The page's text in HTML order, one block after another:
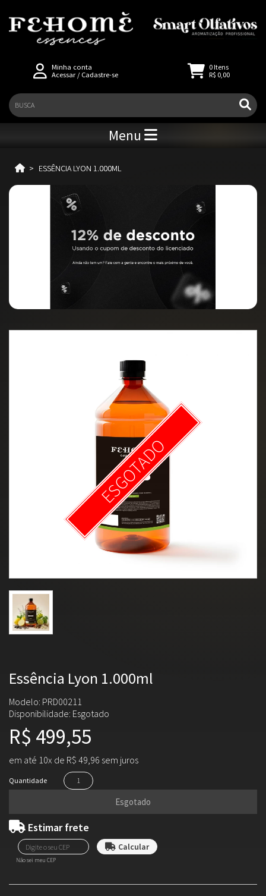
Minha conta
Acessar/ Cadastre-se
0Itens
R$ 0,00
Menu
ESSÊNCIA LYON 1.000ML
ESGOTADO
Essência Lyon 1.000ml
Modelo: PRD00211
Disponibilidade: Esgotado
R$ 499,55
em até 10x de R$ 49,96 sem juros
Quantidade
Esgotado
Estimar frete
Não sei meu CEP